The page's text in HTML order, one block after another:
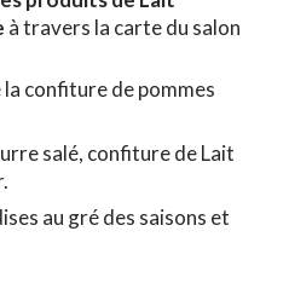
à travers la carte du salon
confiture de pommes
salé, confiture de Lait
au gré des saisons et